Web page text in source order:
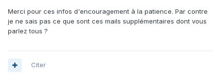
Merci pour ces infos d'encouragement à la patience. Par contre
je ne sais pas ce que sont ces mails supplémentaires dont vous
parlez tous ?
Citer